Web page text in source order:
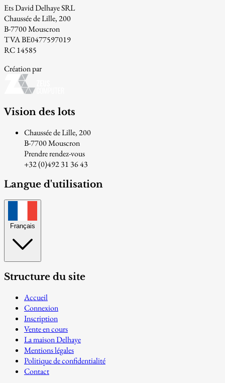
Ets David Delhaye SRL
Chaussée de Lille, 200
B-7700 Mouscron
TVA BE0477597019
RC 14585
Création par
Vision des lots
Chaussée de Lille, 200
B-7700 Mouscron
Prendre rendez-vous
+32 (0)492 31 36 43
Langue d'utilisation
Français
Structure du site
Accueil
Connexion
Inscription
Vente en cours
La maison Delhaye
Mentions légales
Politique de confidentialité
Contact